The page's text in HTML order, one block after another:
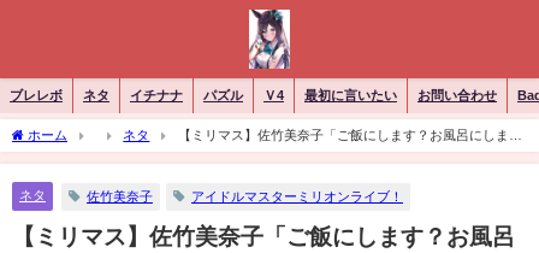
ブレレボ ネタ イチナナ パズル Ｖ4 最初に言いたい お問い合わせ
ホーム ネタ
【ミリマス】佐竹美奈子「ご飯にします？お風呂にしま
す？」
ネタ 佐竹美奈子 アイドルマスターミリオンライブ！
【ミリマス】佐竹美奈子「ご飯にします？お風呂